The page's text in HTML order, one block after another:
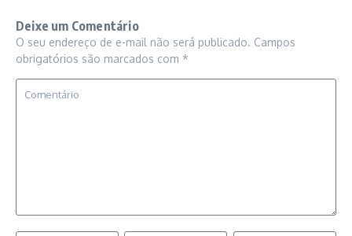
Deixe um Comentário
O seu endereço de e-mail não será publicado. Campos
obrigatórios são marcados com *